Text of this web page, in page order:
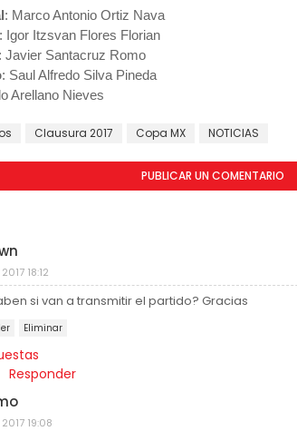
: Marco Antonio Ortiz Nava
: Igor Itzsvan Flores Florian
: Javier Santacruz Romo
: Saul Alfredo Silva Pineda
Arellano Nieves
Clausura 2017 Copa MX NOTICIAS
PUBLICAR UN COMENTARIO
18:12
si van a transmitir el partido? Gracias
Eliminar
Responder
19:08